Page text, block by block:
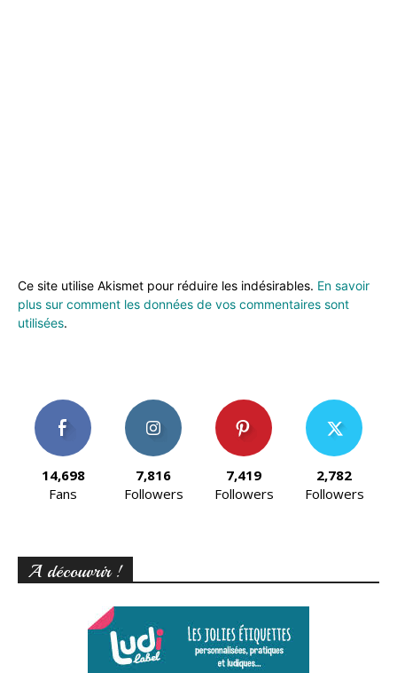
Ce site utilise Akismet pour réduire les indésirables. En savoir
plus sur comment les données de vos commentaires sont
utilisées.
14,698
Fans
7,816
Followers
7,419
Followers
2,782
Followers
A découvrir !